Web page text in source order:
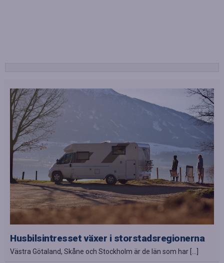
Husbilsintresset växer i storstadsregionerna
Västra Götaland, Skåne och Stockholm är de län som har […]